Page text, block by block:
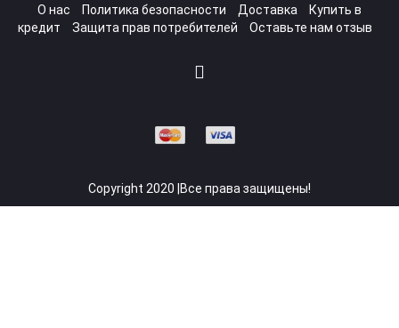
О нас Политика безопасности Доставка
Купить в
кредит
Защита прав потребителей Оставьте нам отзыв
Copyright 2020 |Все права защищены!